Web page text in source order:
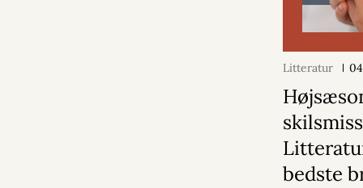
Litteratur
bedste